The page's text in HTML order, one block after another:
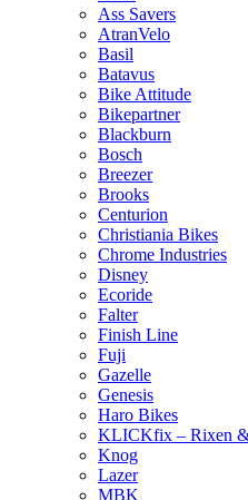
Ass Savers
AtranVelo
Basil
Batavus
Bike Attitude
Bikepartner
Blackburn
Bosch
Breezer
Brooks
Centurion
Christiania Bikes
Chrome Industries
Disney
Ecoride
Falter
Finish Line
Fuji
Gazelle
Genesis
Haro Bikes
KLICKfix – Rixen
Knog
Lazer
MBK